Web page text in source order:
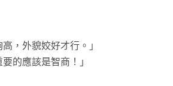
，外貌姣好才行。」
的應該是智商！」